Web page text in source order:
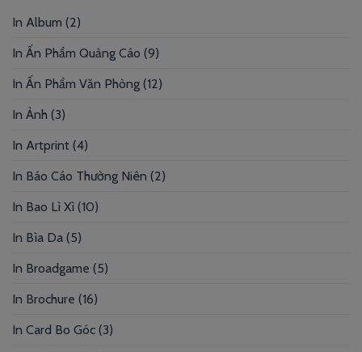
In Album (2)
In Ấn Phẩm Quảng Cáo (9)
In Ấn Phẩm Văn Phòng (12)
In Ảnh (3)
In Artprint (4)
In Báo Cáo Thường Niên (2)
In Bao Lì Xì (10)
In Bìa Da (5)
In Broadgame (5)
In Brochure (16)
In Card Bo Góc (3)